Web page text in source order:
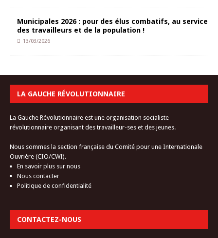
Municipales 2026 : pour des élus combatifs, au service
des travailleurs et de la population !
13/03/2026
LA GAUCHE RÉVOLUTIONNAIRE
La Gauche Révolutionnaire est une organisation socialiste
révolutionnaire organisant des travailleur-ses et des jeunes.
Nous sommes la section française du Comité pour une Internationale
Ouvrière (CIO/CWI).
En savoir plus sur nous
Nous contacter
Politique de confidentialité
CONTACTEZ-NOUS